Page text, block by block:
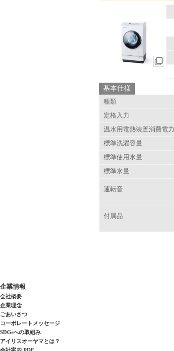
基本仕様
種類
定格入力
温水用電熱装置消費電力
標準洗濯容量
標準使用水量
標準水量
運転音
付属品
企業情報
会社概要
企業理念
ごあいさつ
コーポレートメッセージ
SDGsへの取組み
アイリスオーヤマとは？